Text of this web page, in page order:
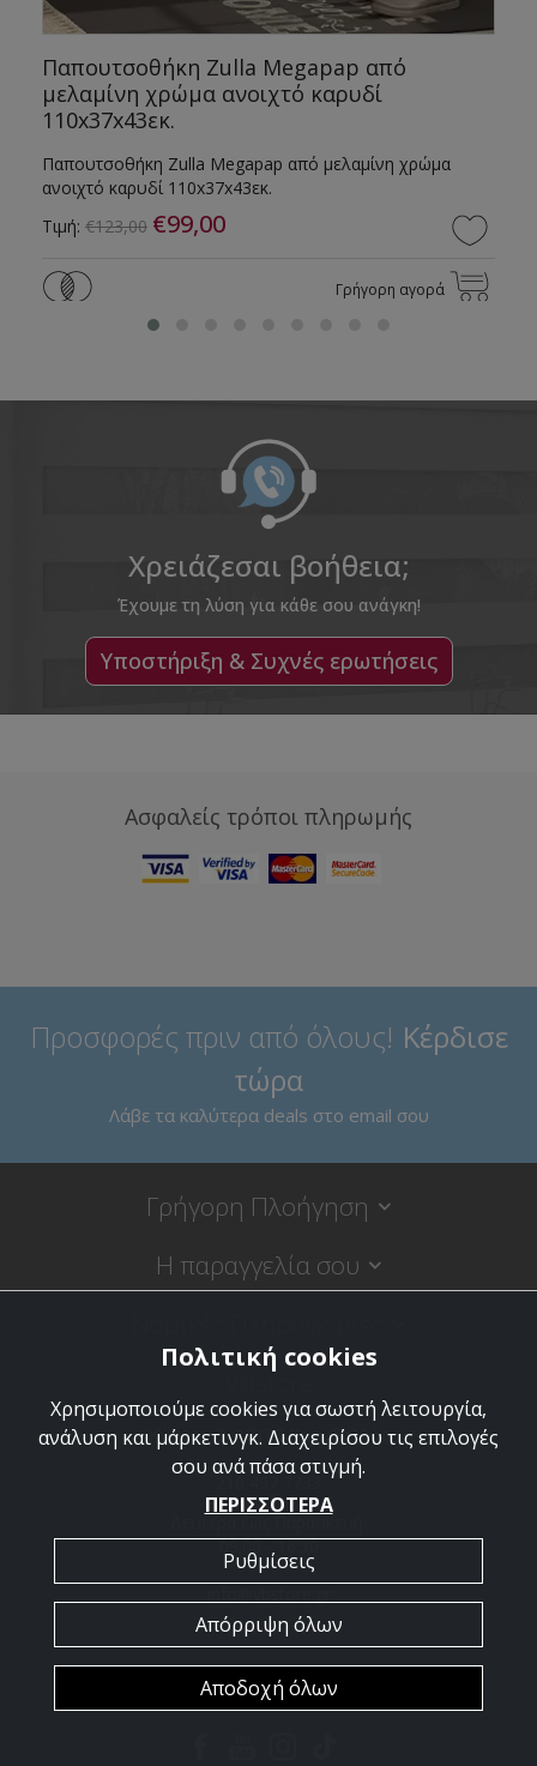
Παπουτσοθήκη Zulla Megapap από
μελαμίνη χρώμα ανοιχτό καρυδί
110x37x43εκ.
Παπουτσοθήκη Zulla Megapap από μελαμίνη χρώμα
ανοιχτό καρυδί 110x37x43εκ.
Τιμή: €123,00 €99,00
Γρήγορη αγορά
Χρειάζεσαι βοήθεια;
Έχουμε τη λύση για κάθε σου ανάγκη!
Υποστήριξη & Συχνές ερωτήσεις
Ασφαλείς τρόποι πληρωμής
Προσφορές πριν από όλους! Κέρδισε
τώρα
Λάβε τα καλύτερα deals στο email σου
Γρήγορη Πλοήγηση
Η παραγγελία σου
VBstore
Κύπρου 9, 18120 Κορυδαλλός
Δευτέρα έως Παρασκευή:
09:00 - 16:30
Copyright © 2026 VBstore. Powered by
Πολιτική cookies
Χρησιμοποιούμε cookies για σωστή λειτουργία,
ανάλυση και μάρκετινγκ. Διαχειρίσου τις επιλογές
σου ανά πάσα στιγμή.
ΠΕΡΙΣΣΟΤΕΡΑ
Ρυθμίσεις
Απόρριψη όλων
Αποδοχή όλων